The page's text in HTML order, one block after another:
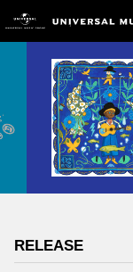
RELEASE